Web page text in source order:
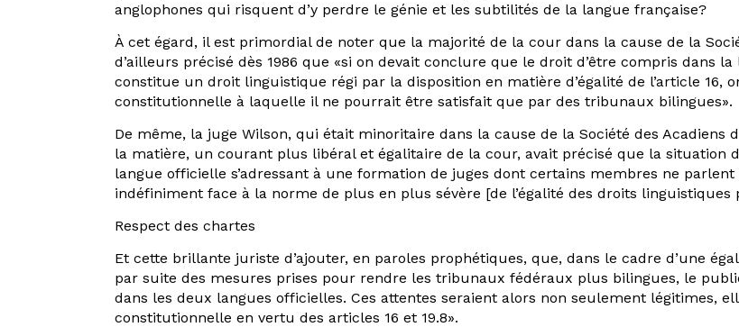
anglophones qui risquent d’y perdre le génie et les subtilités de la langue française?
À cet égard, il est primordial de noter que la majorité de la cour dans la cause de la
d’ailleurs précisé dès 1986 que «si on devait conclure que le droit d’être compris dans
constitue un droit linguistique régi par la disposition en matière d’égalité de l’article 16,
constitutionnelle à laquelle il ne pourrait être satisfait que par des tribunaux bilingues».
De même, la juge Wilson, qui était minoritaire dans la cause de la Société des
la matière, un courant plus libéral et égalitaire de la cour, avait précisé que la situation
langue officielle s’adressant à une formation de juges dont certains membres ne
indéfiniment face à la norme de plus en plus sévère [de l’égalité des droits linguistiques
Respect des chartes
Et cette brillante juriste d’ajouter, en paroles prophétiques, que, dans le cadre d’une
par suite des mesures prises pour rendre les tribunaux fédéraux plus bilingues, le
dans les deux langues officielles. Ces attentes seraient alors non seulement légitimes,
constitutionnelle en vertu des articles 16 et 19.8».